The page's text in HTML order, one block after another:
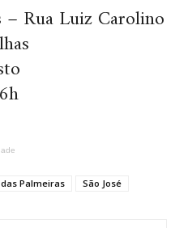
– Rua Luiz Carolino
Palmeiras São José